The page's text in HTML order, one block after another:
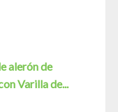
alerón de
Varilla de...